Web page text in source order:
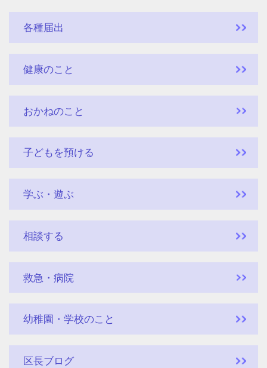
各種届出
健康のこと
おかねのこと
子どもを預ける
学ぶ・遊ぶ
相談する
救急・病院
幼稚園・学校のこと
区長ブログ